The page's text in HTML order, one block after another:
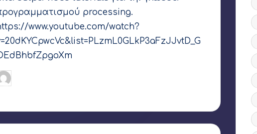
processing.
www.youtube.com/watch?
Ετικέτες: